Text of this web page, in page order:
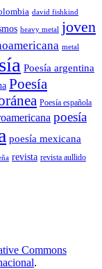
david fishkind
heavy metal joven
metal
Poesía argentina
Poesía
Poesía española
poesía
poesía mexicana
revista revista aullido
Commons
.